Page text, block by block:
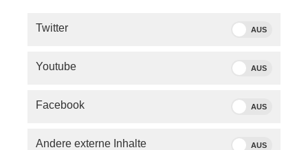
Stream-Gasleitungen
Twitter AUS
Youtube AUS
Facebook AUS
Andere externe Inhalte AUS